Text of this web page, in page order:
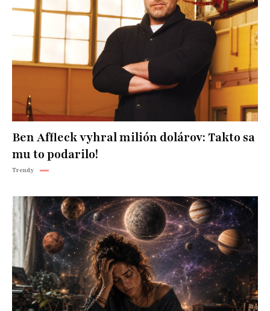
Ben Affleck vyhral milión dolárov: Takto sa
mu to podarilo!
Trendy